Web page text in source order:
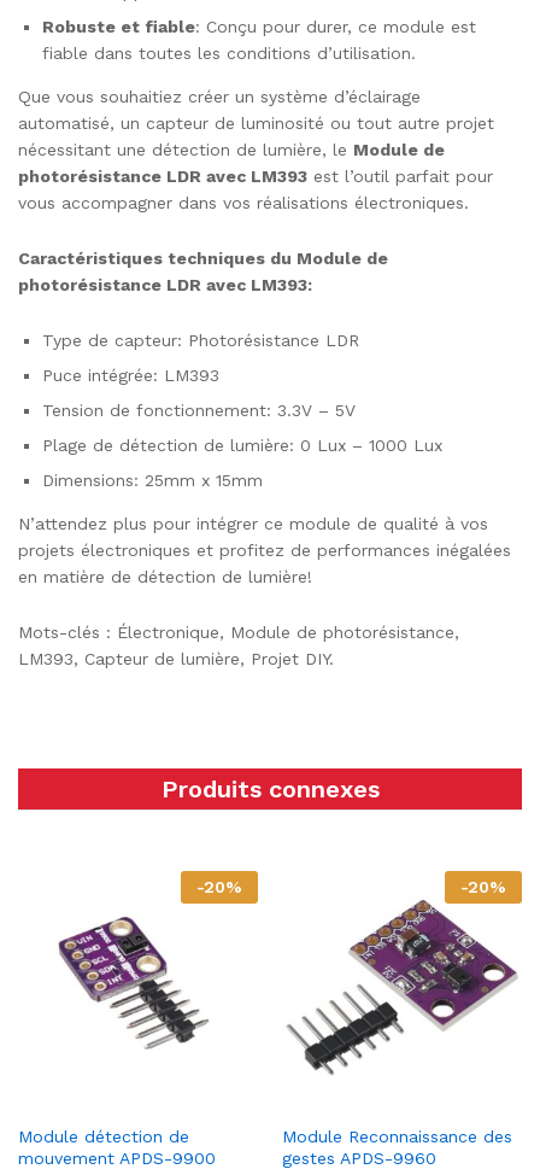
Robuste et fiable: Conçu pour durer, ce module est
fiable dans toutes les conditions d’utilisation.
Que vous souhaitiez créer un système d’éclairage
automatisé, un capteur de luminosité ou tout autre projet
nécessitant une détection de lumière, le Module de
photorésistance LDR avec LM393 est l’outil parfait pour
vous accompagner dans vos réalisations électroniques.
Caractéristiques techniques du Module de
photorésistance LDR avec LM393:
Type de capteur: Photorésistance LDR
Puce intégrée: LM393
Tension de fonctionnement: 3.3V – 5V
Plage de détection de lumière: 0 Lux – 1000 Lux
Dimensions: 25mm x 15mm
N’attendez plus pour intégrer ce module de qualité à vos
projets électroniques et profitez de performances inégalées
en matière de détection de lumière!
Mots-clés : Électronique, Module de photorésistance,
LM393, Capteur de lumière, Projet DIY.
Produits connexes
-20%
Module détection de
mouvement APDS-9900
-20%
Module Reconnaissance des
gestes APDS-9960